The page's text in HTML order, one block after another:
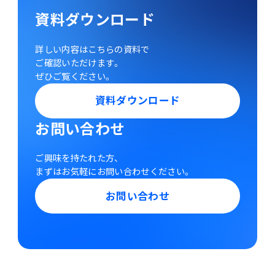
資料ダウンロード
詳しい内容はこちらの資料で
ご確認いただけます。
ぜひご覧ください。
資料ダウンロード
お問い合わせ
ご興味を持たれた方、
まずはお気軽にお問い合わせください。
お問い合わせ